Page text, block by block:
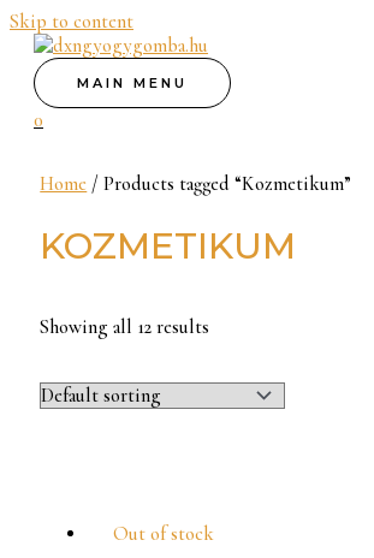
Skip to content
MAIN MENU
0
Home / Products tagged “Kozmetikum”
KOZMETIKUM
Showing all 12 results
Out of stock